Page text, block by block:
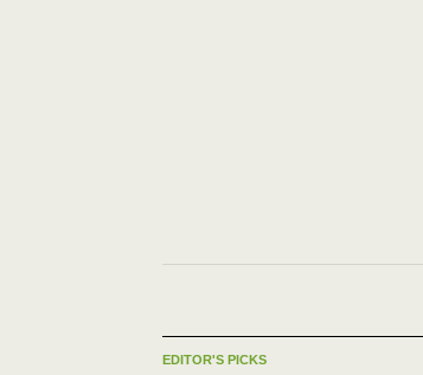
EDITOR'S PICKS